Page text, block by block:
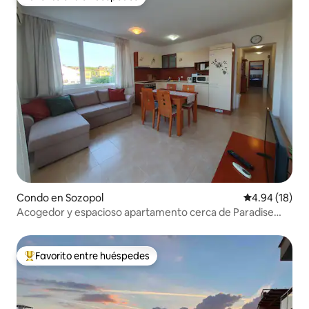
Condo en Sozopol Calificación
4.94 (18)
Acogedor y espacioso apartamento cerca de Paradise
Favorito entre huéspedes preferido
Favorito entre huéspedes